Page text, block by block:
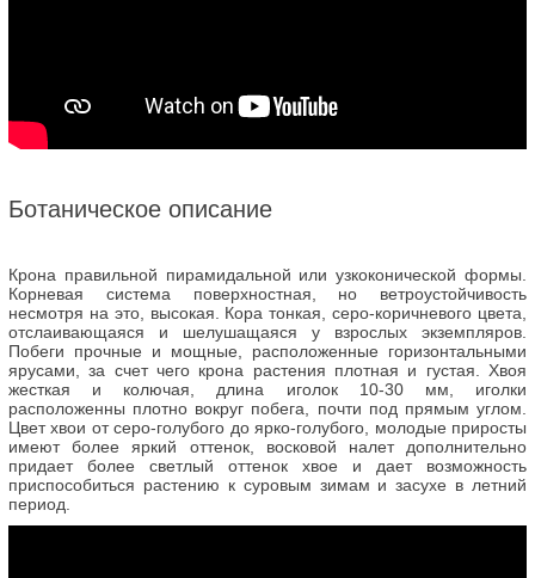
Ботаническое описание
Крона правильной пирамидальной или узкоконической формы.
Корневая система поверхностная, но ветроустойчивость
несмотря на это, высокая. Кора тонкая, серо-коричневого цвета,
отслаивающаяся и шелушащаяся у взрослых экземпляров.
Побеги прочные и мощные, расположенные горизонтальными
ярусами, за счет чего крона растения плотная и густая. Хвоя
жесткая и колючая, длина иголок 10-30 мм, иголки
расположенны плотно вокруг побега, почти под прямым углом.
Цвет хвои от серо-голубого до ярко-голубого, молодые приросты
имеют более яркий оттенок, восковой налет дополнительно
придает более светлый оттенок хвое и дает возможность
приспособиться растению к суровым зимам и засухе в летний
период.